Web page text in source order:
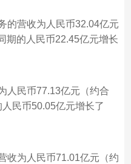
的营收为人民币32.04亿元
期的人民币22.45亿元增长
人民币77.13亿元（约合
民币50.05亿元增长了
收为人民币71.01亿元（约